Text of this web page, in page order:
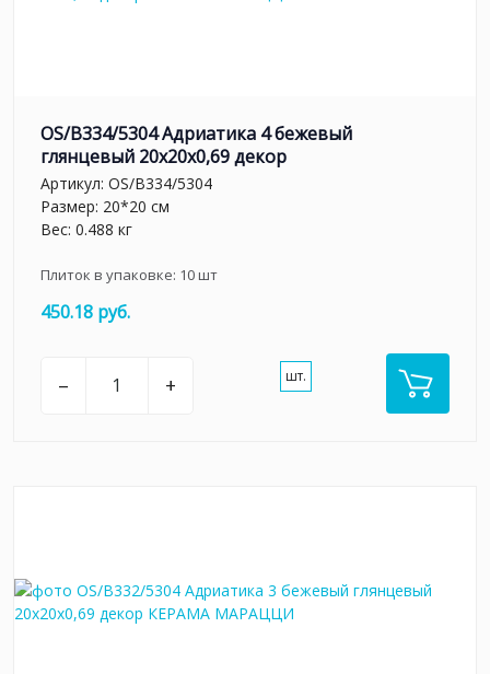
OS/B334/5304 Адриатика 4 бежевый
глянцевый 20x20x0,69 декор
Артикул: OS/B334/5304
Размер: 20*20 см
Вес: 0.488 кг
Плиток в упаковке: 10шт
450.18 руб.
– + шт.